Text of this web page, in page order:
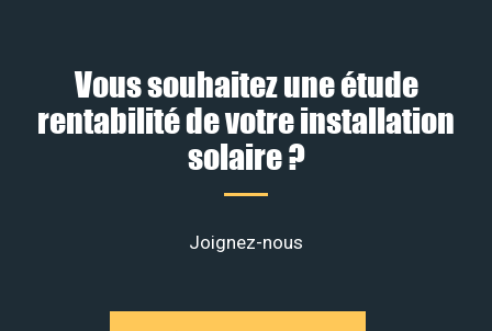
Vous souhaitez une étude
rentabilité de votre installation
solaire ?
Joignez-nous